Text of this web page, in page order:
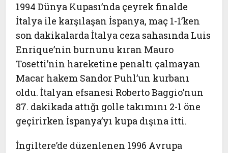
1994 Dünya Kupası’nda çeyrek finalde
İtalya ile karşılaşan İspanya, maç 1-1’ken
son dakikalarda İtalya ceza sahasında Luis
Enrique’nin burnunu kıran Mauro
Tosetti’nin hareketine penaltı çalmayan
Macar hakem Sandor Puhl’un kurbanı
oldu. İtalyan efsanesi Roberto Baggio’nun
87. dakikada attığı golle takımını 2-1 öne
geçirirken İspanya’yı kupa dışına itti.
İngiltere’de düzenlenen 1996 Avrupa